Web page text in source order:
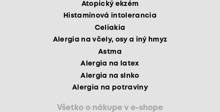
Atopický ekzém
Histamínová intolerancia
Celiakia
Alergia na včely, osy a iný hmyz
Astma
Alergia na latex
Alergia na slnko
Alergia na potraviny
Všetko o nákupe v e-shope